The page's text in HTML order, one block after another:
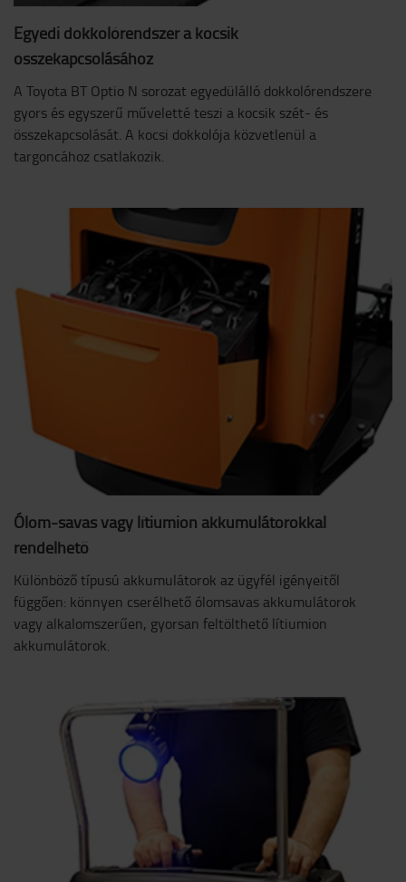
Egyedi dokkolórendszer a kocsik
összekapcsolásához
A Toyota BT Optio N sorozat egyedülálló dokkolórendszere
gyors és egyszerű műveletté teszi a kocsik szét- és
összekapcsolását. A kocsi dokkolója közvetlenül a
targoncához csatlakozik.
Ólom-savas vagy lítiumion akkumulátorokkal
rendelhető
Különböző típusú akkumulátorok az ügyfél igényeitől
függően: könnyen cserélhető ólomsavas akkumulátorok
vagy alkalomszerűen, gyorsan feltölthető lítiumion
akkumulátorok.